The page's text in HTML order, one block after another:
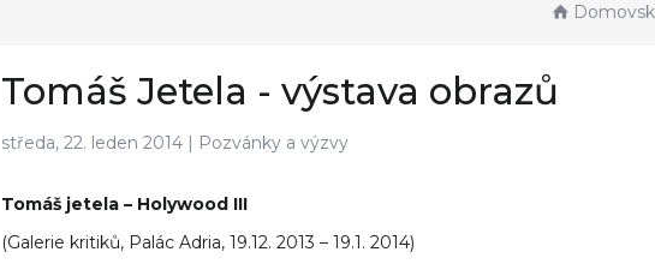
Domovská stránka
Tomáš Jetela - výstava obrazů
středa, 22. leden 2014 | Pozvánky a výzvy
Tomáš jetela – Holywood III
(Galerie kritiků, Palác Adria, 19.12. 2013 – 19.1. 2014)